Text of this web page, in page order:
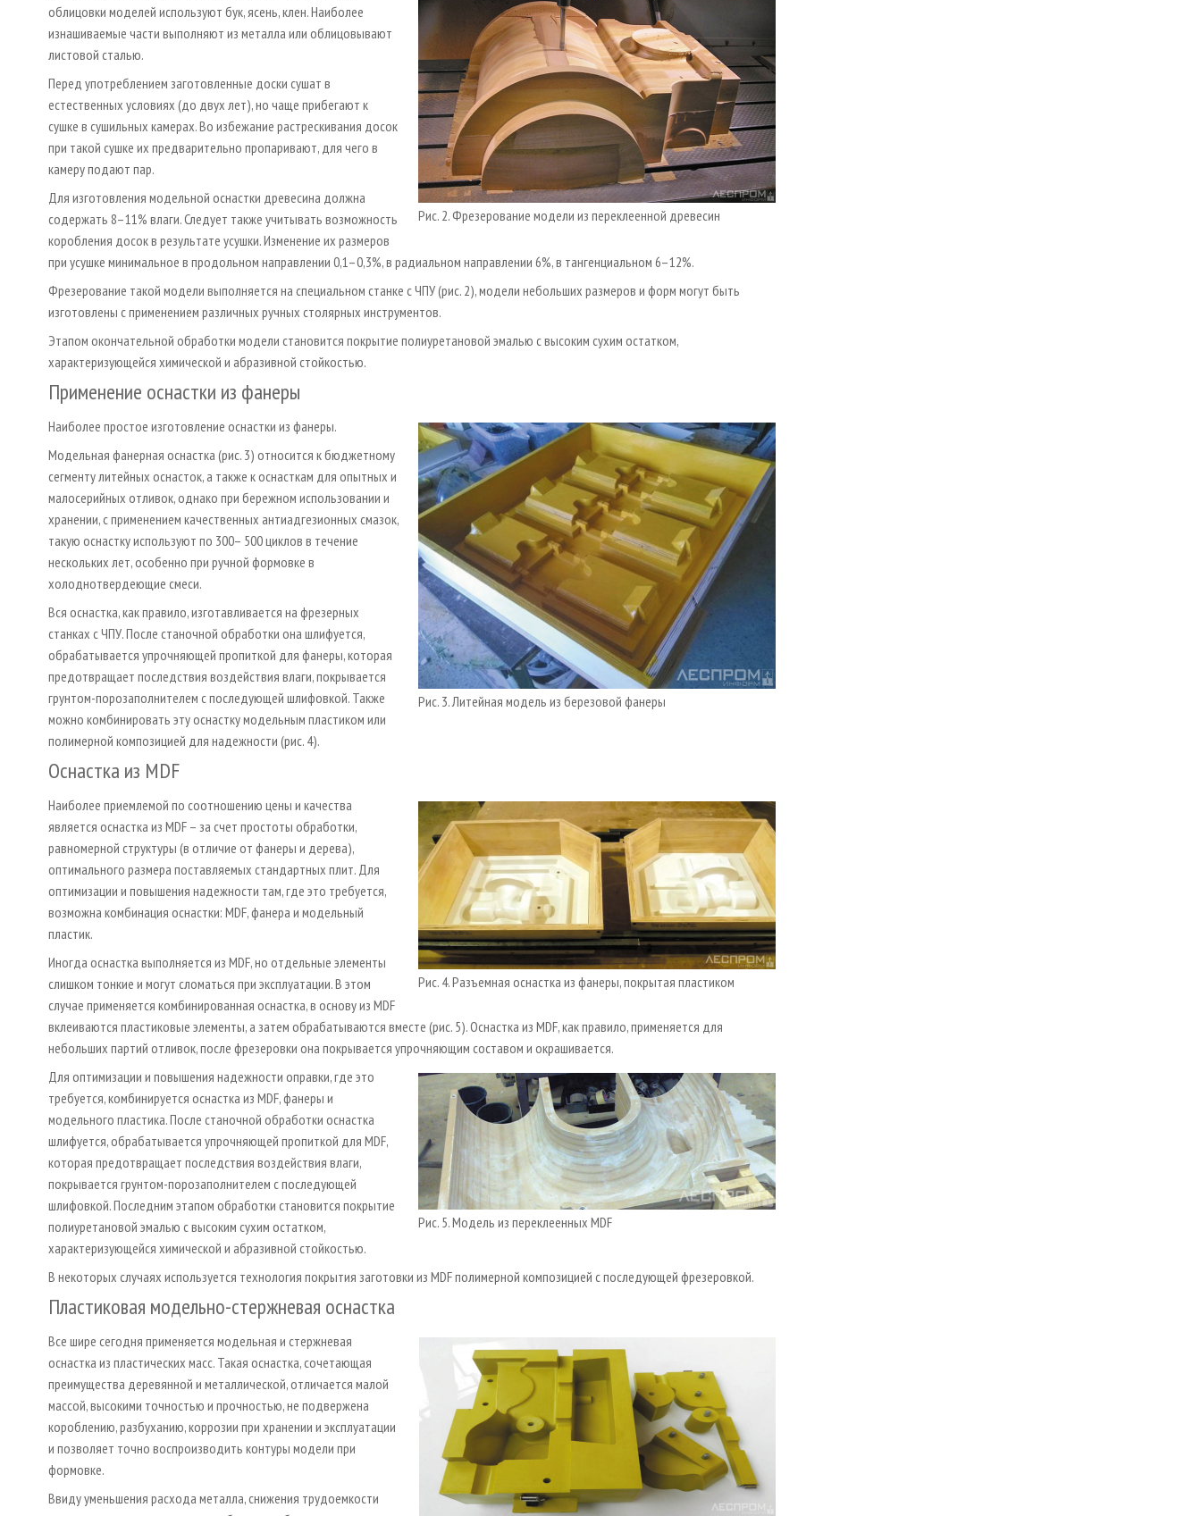
Рис. 2. Фрезерование модели из переклеенной древесин
облицовки моделей используют бук, ясень, клен. Наиболее
изнашиваемые части выполняют из металла или облицовывают
листовой сталью.
Перед употреблением заготовленные доски сушат в
естественных условиях (до двух лет), но чаще прибегают к
сушке в сушильных камерах. Во избежание растрескивания досок
при такой сушке их предварительно пропаривают, для чего в
камеру подают пар.
Для изготовления модельной оснастки древесина должна
содержать 8–11% влаги. Следует также учитывать возможность
коробления досок в результате усушки. Изменение их размеров
при усушке минимальное в продольном направлении 0,1–0,3%, в радиальном направлении 6%, в тангенциальном 6–12%.
Фрезерование такой модели выполняется на специальном станке с ЧПУ (рис. 2), модели небольших размеров и форм могут быть
изготовлены с применением различных ручных столярных инструментов.
Этапом окончательной обработки модели становится покрытие полиуретановой эмалью с высоким сухим остатком,
характеризующейся химической и абразивной стойкостью.
Применение оснастки из фанеры
Рис. 3. Литейная модель из березовой фанеры
Наиболее простое изготовление оснастки из фанеры.
Модельная фанерная оснастка (рис. 3) относится к бюджетному
сегменту литейных оснасток, а также к оснасткам для опытных и
малосерийных отливок, однако при бережном использовании и
хранении, с применением качественных антиадгезионных смазок,
такую оснастку используют по 300– 500 циклов в течение
нескольких лет, особенно при ручной формовке в
холоднотвердеющие смеси.
Вся оснастка, как правило, изготавливается на фрезерных
станках с ЧПУ. После станочной обработки она шлифуется,
обрабатывается упрочняющей пропиткой для фанеры, которая
предотвращает последствия воздействия влаги, покрывается
грунтом-порозаполнителем с последующей шлифовкой. Также
можно комбинировать эту оснастку модельным пластиком или
полимерной композицией для надежности (рис. 4).
Оснастка из MDF
Рис. 4. Разъемная оснастка из фанеры, покрытая пластиком
Наиболее приемлемой по соотношению цены и качества
является оснастка из MDF – за счет простоты обработки,
равномерной структуры (в отличие от фанеры и дерева),
оптимального размера поставляемых стандартных плит. Для
оптимизации и повышения надежности там, где это требуется,
возможна комбинация оснастки: MDF, фанера и модельный
пластик.
Иногда оснастка выполняется из MDF, но отдельные элементы
слишком тонкие и могут сломаться при эксплуатации. В этом
случае применяется комбинированная оснастка, в основу из MDF
вклеиваются пластиковые элементы, а затем обрабатываются вместе (рис. 5). Оснастка из MDF, как правило, применяется для
небольших партий отливок, после фрезеровки она покрывается упрочняющим составом и окрашивается.
Рис. 5. Модель из переклеенных MDF
Для оптимизации и повышения надежности оправки, где это
требуется, комбинируется оснастка из MDF, фанеры и
модельного пластика. После станочной обработки оснастка
шлифуется, обрабатывается упрочняющей пропиткой для MDF,
которая предотвращает последствия воздействия влаги,
покрывается грунтом-порозаполнителем с последующей
шлифовкой. Последним этапом обработки становится покрытие
полиуретановой эмалью с высоким сухим остатком,
характеризующейся химической и абразивной стойкостью.
В некоторых случаях используется технология покрытия заготовки из MDF полимерной композицией с последующей фрезеровкой.
Пластиковая модельно-стержневая оснастка
Все шире сегодня применяется модельная и стержневая
оснастка из пластических масс. Такая оснастка, сочетающая
преимущества деревянной и металлической, отличается малой
массой, высокими точностью и прочностью, не подвержена
короблению, разбуханию, коррозии при хранении и эксплуатации
и позволяет точно воспроизводить контуры модели при
формовке.
Ввиду уменьшения расхода металла, снижения трудоемкости